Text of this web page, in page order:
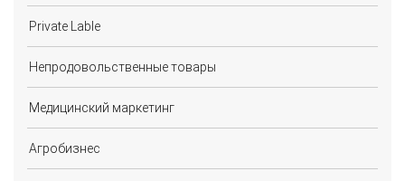
Private Lable
Непродовольственные товары
Медицинский маркетинг
Агробизнес